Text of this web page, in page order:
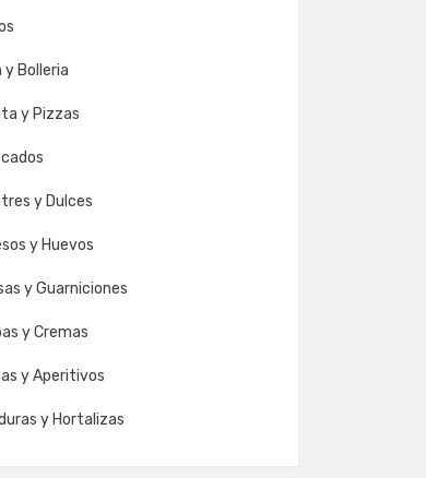
y Bolleria
y Pizzas
y Dulces
y Huevos
y Guarniciones
y Cremas
y Aperitivos
y Hortalizas